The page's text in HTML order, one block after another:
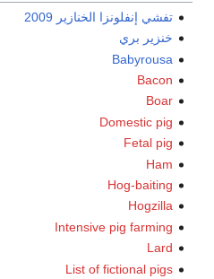
تفشي إنفلونزا الخنازير 2009
خنزير بري
Babyrousa
Bacon
Boar
Domestic pig
Fetal pig
Ham
Hog-baiting
Hogzilla
Intensive pig farming
Lard
List of fictional pigs